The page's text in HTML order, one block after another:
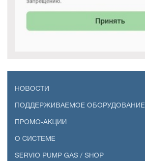
НОВОСТИ
ПОДДЕРЖИВАЕМОЕ ОБОРУДОВАНИЕ
ПРОМО-АКЦИИ
О СИСТЕМЕ
SERVIO PUMP GAS / SHOP